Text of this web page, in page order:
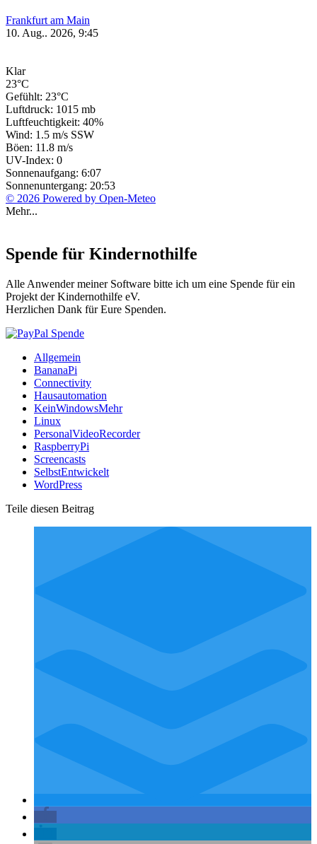
Frankfurt am Main
10. Aug.. 2026, 9:45
Klar
23°C
Gefühlt: 23°C
Luftdruck: 1015 mb
Luftfeuchtigkeit: 40%
Wind: 1.5 m/s SSW
Böen: 11.8 m/s
UV-Index: 0
Sonnenaufgang: 6:07
Sonnenuntergang: 20:53
© 2026 Powered by Open-Meteo
Mehr...
Spende für Kindernothilfe
Alle Anwender meiner Software bitte ich um eine Spende für ein
Projekt der Kindernothilfe eV.
Herzlichen Dank für Eure Spenden.
Allgemein
BananaPi
Connectivity
Hausautomation
KeinWindowsMehr
Linux
PersonalVideoRecorder
RaspberryPi
Screencasts
SelbstEntwickelt
WordPress
Teile diesen Beitrag